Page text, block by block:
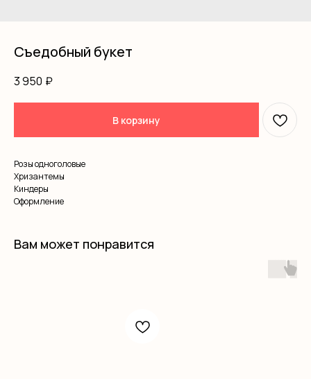
Съедобный букет
3 950 ₽
В корзину
Розы одноголовые
Хризантемы
Киндеры
Оформление
Вам может понравится